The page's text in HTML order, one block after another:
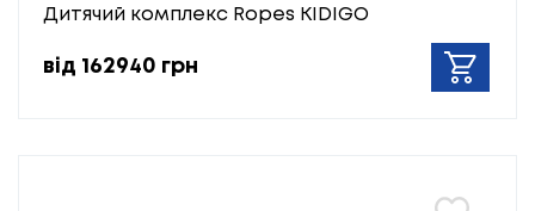
Дитячий комплекс Ropes KIDIGO
від 162940 грн